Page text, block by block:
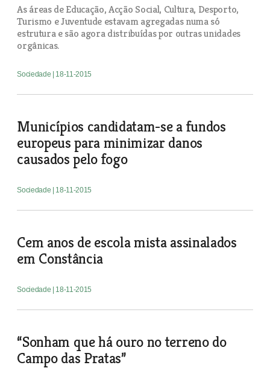
As áreas de Educação, Acção Social, Cultura, Desporto,
Turismo e Juventude estavam agregadas numa só
estrutura e são agora distribuídas por outras unidades
orgânicas.
Sociedade | 18-11-2015
Municípios candidatam-se a fundos
europeus para minimizar danos
causados pelo fogo
Sociedade | 18-11-2015
Cem anos de escola mista assinalados
em Constância
Sociedade | 18-11-2015
“Sonham que há ouro no terreno do
Campo das Pratas”